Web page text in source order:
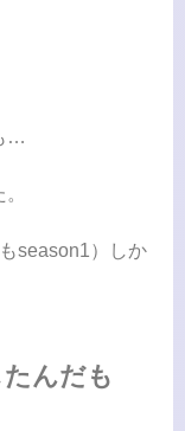
…
season1）しか
たんだも